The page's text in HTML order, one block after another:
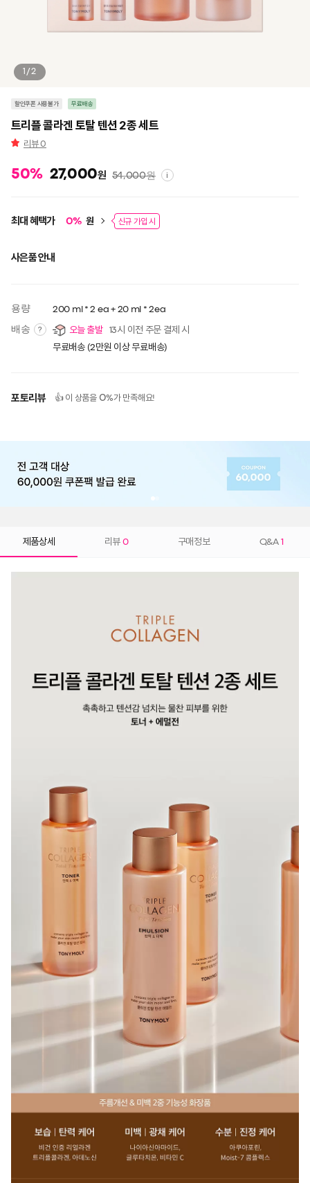
1/2
할인쿠폰 사용불가 무료배송
트리플 콜라겐 토탈 텐션 2종 세트
리뷰0
50% 27,000원 54,000원 i
최대 혜택가 0% 원 신규 가입 시
사은품 안내
용량 200 ml * 2 ea + 20 ml * 2ea
배송 ? 오늘 출발 13시 이전 주문 결제 시
무료배송 (2만원 이상 무료배송)
포토리뷰 👍 이 상품을 0%가 만족해요!
제품상세 리뷰 0 구매정보 Q&A 1